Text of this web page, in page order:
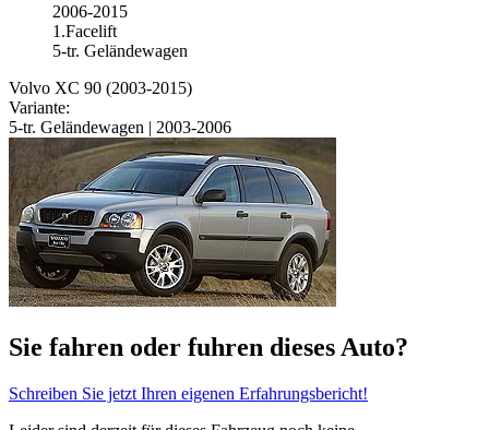
2006-2015
1.Facelift
5-tr. Geländewagen
Volvo XC 90 (2003-2015)
Variante:
5-tr. Geländewagen | 2003-2006
Sie fahren oder fuhren dieses Auto?
Schreiben Sie jetzt Ihren eigenen Erfahrungsbericht!